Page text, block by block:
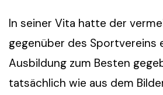
In seiner Vita hatte der
gegenüber des Sportvereins
Ausbildung zum Besten
tatsächlich wie aus dem